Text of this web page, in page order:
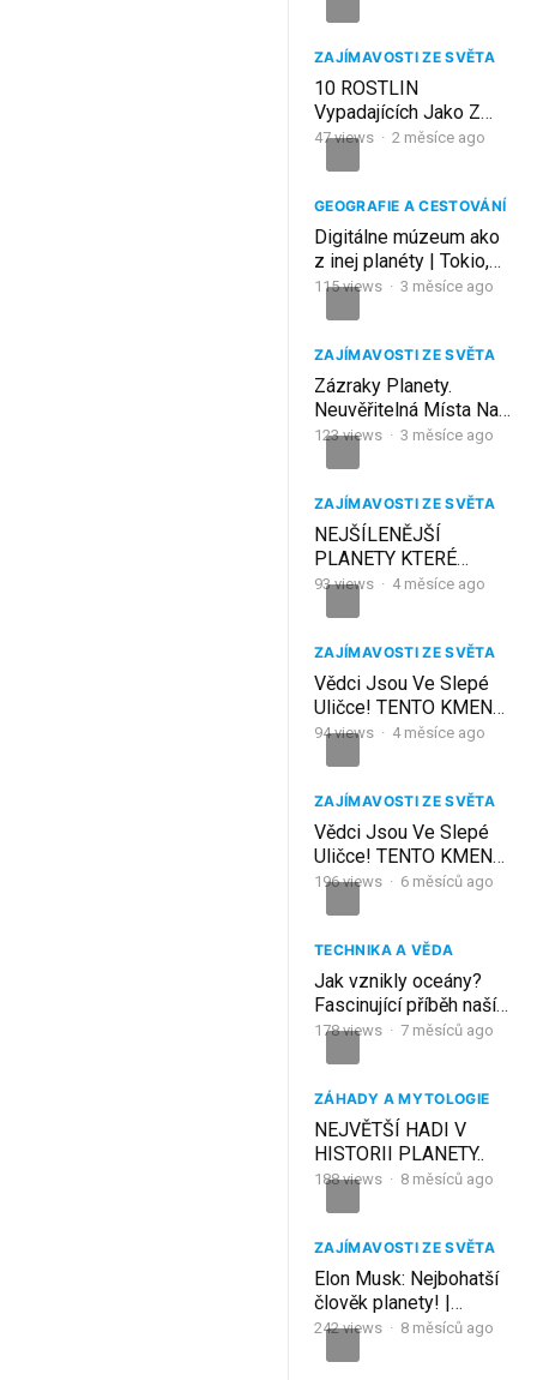
ZAJÍMAVOSTI ZE SVĚTA
10 ROSTLIN
Vypadajících Jako Z
JINÉ PLANETY
47views · 2 měsíce ago
GEOGRAFIE A CESTOVÁNÍ
Digitálne múzeum ako
z inej planéty | Tokio,
Japonsko
115views · 3 měsíce ago
ZAJÍMAVOSTI ZE SVĚTA
Zázraky Planety.
Neuvěřitelná Místa Na
Zemi, O Jejichž
123views · 3 měsíce ago
ZAJÍMAVOSTI ZE SVĚTA
NEJŠÍLENĚJŠÍ
PLANETY KTERÉ
VĚDCI NAŠLI..
93views · 4 měsíce ago
ZAJÍMAVOSTI ZE SVĚTA
Vědci Jsou Ve Slepé
Uličce! TENTO KMEN
NENÍ Z NAŠÍ
94views · 4 měsíce ago
ZAJÍMAVOSTI ZE SVĚTA
Vědci Jsou Ve Slepé
Uličce! TENTO KMEN
NENÍ Z NAŠÍ
196views · 6 měsíců ago
TECHNIKA A VĚDA
Jak vznikly oceány?
Fascinující příběh naší
planety
178views · 7 měsíců ago
ZÁHADY A MYTOLOGIE
NEJVĚTŠÍ HADI V
HISTORII PLANETY..
188views · 8 měsíců ago
ZAJÍMAVOSTI ZE SVĚTA
Elon Musk: Nejbohatší
člověk planety! |
Dokument CZ
242views · 8 měsíců ago